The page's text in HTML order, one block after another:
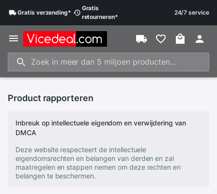
Gratisverzending*
Gratis
retourneren*
24/7 service
Product rapporteren
Inbreuk op intellectuele eigendom en verwijdering van
DMCA
Deze website respecteert de intellectuele
eigendomsrechten en belangen van derden en zal
maatregelen en stappen nemen om deze rechten en
belangen te beschermen.